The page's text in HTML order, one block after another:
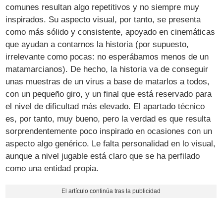
comunes resultan algo repetitivos y no siempre muy
inspirados. Su aspecto visual, por tanto, se presenta
como más sólido y consistente, apoyado en cinemáticas
que ayudan a contarnos la historia (por supuesto,
irrelevante como pocas: no esperábamos menos de un
matamarcianos). De hecho, la historia va de conseguir
unas muestras de un virus a base de matarlos a todos,
con un pequeño giro, y un final que está reservado para
el nivel de dificultad más elevado. El apartado técnico
es, por tanto, muy bueno, pero la verdad es que resulta
sorprendentemente poco inspirado en ocasiones con un
aspecto algo genérico. Le falta personalidad en lo visual,
aunque a nivel jugable está claro que se ha perfilado
como una entidad propia.